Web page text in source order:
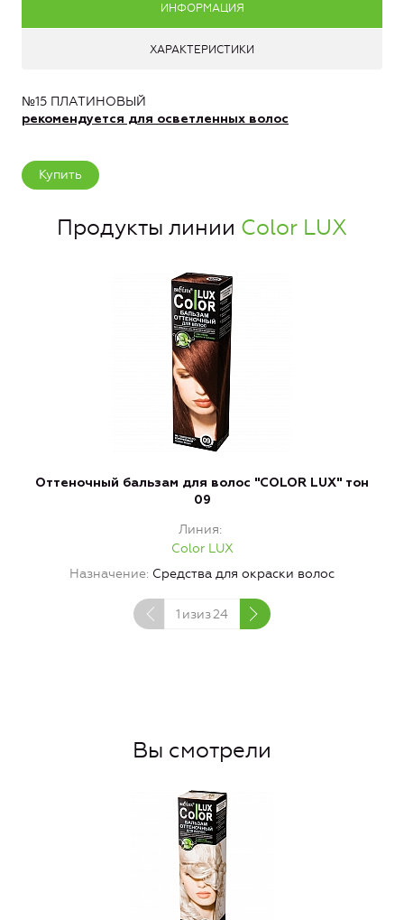
ИНФОРМАЦИЯ
ХАРАКТЕРИСТИКИ
№15 ПЛАТИНОВЫЙ
рекомендуется для осветленных волос
Купить
Продукты линии Color LUX
Оттеночный бальзам для волос "COLOR LUX" тон
09
Линия
Color LUX
Назначение Средства для окраски волос
1 изиз24
Вы смотрели